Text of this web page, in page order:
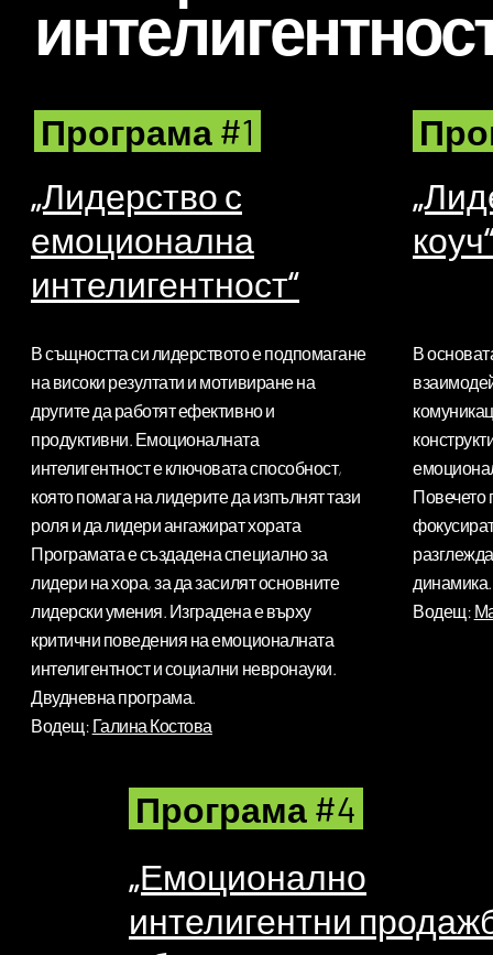
Програма #1
„Лидерство с
емоционална
интелигентност“
В същността си лидерството е подпомагане
на високи резултати и мотивиране на
другите да работят ефективно и
продуктивни. Емоционалната
интелигентност е ключовата способност,
която помага на лидерите да изпълнят тази
роля и да лидери ангажират хората
Програмата е създадена специално за
лидери на хора, за да засилят основните
лидерски умения. Изградена е върху
критични поведения на емоционалната
интелигентност и социални невронауки.
Двудневна програма.
Водещ: Галина Костова
В
Повечето
Водещ:
Програма #4
„Емоционално
интелигентни